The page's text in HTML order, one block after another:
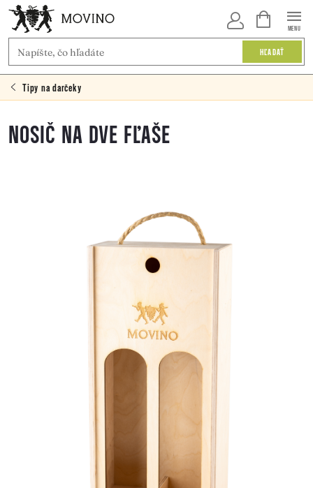
Prejsť
obsah
HĽADAŤ
NÁKUPNÝ
KOŠÍK
Tipy na darčeky
NOSIČ NA DVE FĽAŠE